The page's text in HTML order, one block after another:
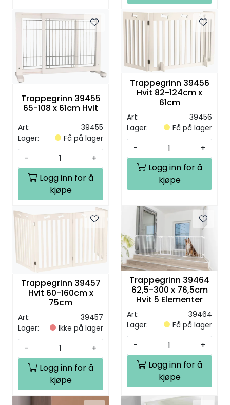
Trappegrinn 39455
65-108 x 61cm Hvit
Art:
39455
Lager:
Få på lager
-
+
Logg inn for å
kjøpe
Trappegrinn 39456
Hvit 82-124cm x
61cm
Art:
39456
Lager:
Få på lager
-
+
Logg inn for å
kjøpe
Trappegrinn 39457
Hvit 60-160cm x
75cm
Art:
39457
Lager:
Ikke på lager
-
+
Logg inn for å
kjøpe
Trappegrinn 39464
62,5-300 x 76,5cm
Hvit 5 Elementer
Art:
39464
Lager:
Få på lager
-
+
Logg inn for å
kjøpe